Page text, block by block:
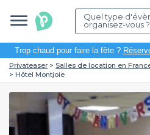
Quel type
organisez-vous ?
Trop chaud pour faire la fête ?
Privateaser Salles de location en
Hôtel Montjoie